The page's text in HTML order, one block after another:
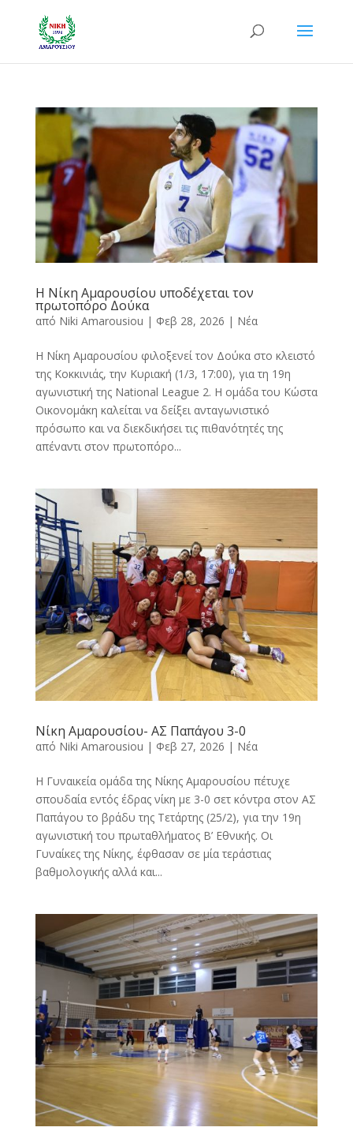
Η Νίκη Αμαρουσίου υποδέχεται τον
πρωτοπόρο Δούκα
από Niki Amarousiou | Φεβ 28, 2026 | Νέα
Η Νίκη Αμαρουσίου φιλοξενεί τον Δούκα στο κλειστό
της Κοκκινιάς, την Κυριακή (1/3, 17:00), για τη 19η
αγωνιστική της National League 2. Η ομάδα του Κώστα
Οικονομάκη καλείται να δείξει ανταγωνιστικό
πρόσωπο και να διεκδικήσει τις πιθανότητές της
απέναντι στον πρωτοπόρο...
Νίκη Αμαρουσίου- ΑΣ Παπάγου 3-0
από Niki Amarousiou | Φεβ 27, 2026 | Νέα
Η Γυναικεία ομάδα της Νίκης Αμαρουσίου πέτυχε
σπουδαία εντός έδρας νίκη με 3-0 σετ κόντρα στον ΑΣ
Παπάγου το βράδυ της Τετάρτης (25/2), για την 19η
αγωνιστική του πρωταθλήματος Β’ Εθνικής. Oι
Γυναίκες της Νίκης, έφθασαν σε μία τεράστιας
βαθμολογικής αλλά και...